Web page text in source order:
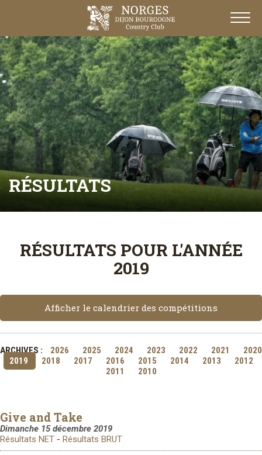
RÉSULTATS
RÉSULTATS POUR L'ANNÉE
2019
Afficher le calendrier des compétitions
ARCHIVES : 2026 2025 2024 2023 2022 2021
2020
2019
2018 2017 2016 2015 2014 2013
2012
2011
2010
Give and Take
Dimanche 15 décembre 2019
Résultats NET - Résultats BRUT